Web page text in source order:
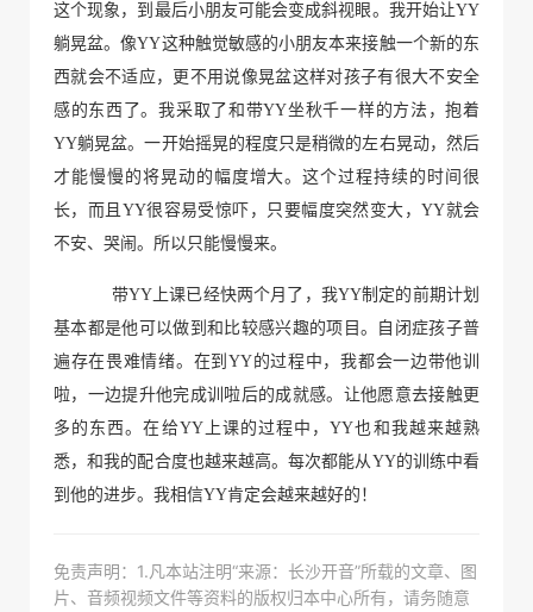
这个现象，到最后小朋友可能会变成斜视眼。我开始让YY
躺晃盆。像YY这种触觉敏感的小朋友本来接触一个新的东
西就会不适应，更不用说像晃盆这样对孩子有很大不安全
感的东西了。我采取了和带YY坐秋千一样的方法，抱着
YY躺晃盆。一开始摇晃的程度只是稍微的左右晃动，然后
才能慢慢的将晃动的幅度增大。这个过程持续的时间很
长，而且YY很容易受惊吓，只要幅度突然变大，YY就会
不安、哭闹。所以只能慢慢来。
带YY上课已经快两个月了， 我YY制定的前期计划
基本都是他可以做到和比较感兴趣的项目。自闭症孩子普
遍存在畏难情绪。在到YY的过程中，我都会一边带他训
啦，一边提升他完成训啦后的成就感。让他愿意去接触更
多的东西。在给YY上课的过程中，YY也和我越来越熟
悉，和我的配合度也越来越高。每次都能从YY的训练中看
到他的进步。我相信YY肯定会越来越好的！
免责声明：1.凡本站注明“来源：长沙开音”所载的文章、图
片、音频视频文件等资料的版权归本中心所有，请务随意